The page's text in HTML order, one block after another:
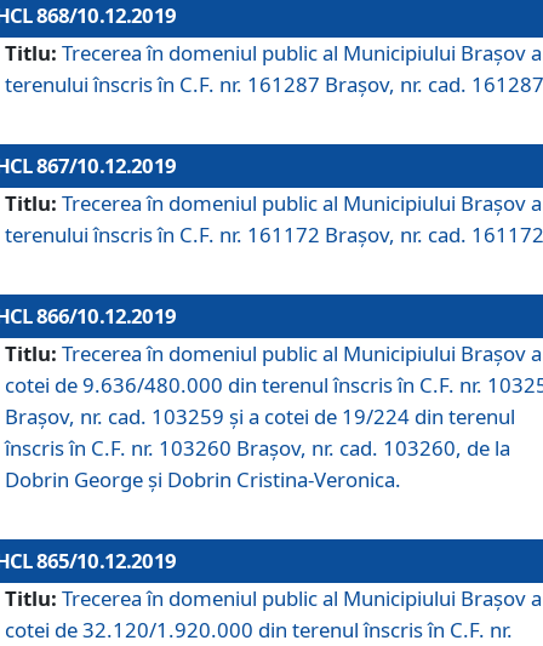
868/10.12.2019
Titlu: Trecerea în domeniul public al Municipiului Braşov a
terenului înscris în C.F. nr. 161287 Brașov, nr. cad.
867/10.12.2019
Titlu: Trecerea în domeniul public al Municipiului Braşov a
terenului înscris în C.F. nr. 161172 Brașov, nr. cad.
866/10.12.2019
Titlu: Trecerea în domeniul public al Municipiului Braşov a
cotei de 9.636/480.000 din terenul înscris în C.F. nr.
Brașov, nr. cad. 103259 și a cotei de 19/224 din terenul
înscris în C.F. nr. 103260 Brașov, nr. cad. 103260, de la
Dobrin George și Dobrin Cristina-Veronica.
865/10.12.2019
Titlu: Trecerea în domeniul public al Municipiului Braşov a
cotei de 32.120/1.920.000 din terenul înscris în C.F. nr.